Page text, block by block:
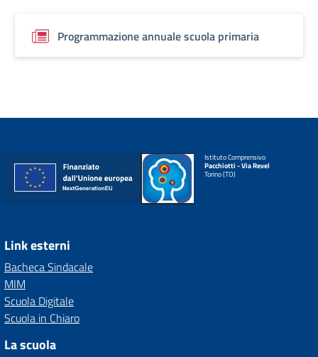
Programmazione annuale scuola primaria
Istituto Comprensivo
Pacchiotti - Via Revel
Torino (TO)
Link esterni
Bacheca Sindacale
MIM
Scuola Digitale
Scuola in Chiaro
La scuola